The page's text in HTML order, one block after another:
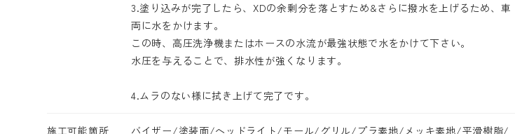
3.塗り込みが完了したら、XDの余剰分を落とすため&さらに撥水を上げるため、車
両に水をかけます。
この時、高圧洗浄機またはホースの水流が最強状態で水をかけて下さい。
水圧を与えることで、排水性が強くなります。
4.ムラのない様に拭き上げて完了です。
施工可能箇所
バイザー/塗装面/ヘッドライト/モール/グリル/プラ素地/メッキ素地/平滑樹脂/